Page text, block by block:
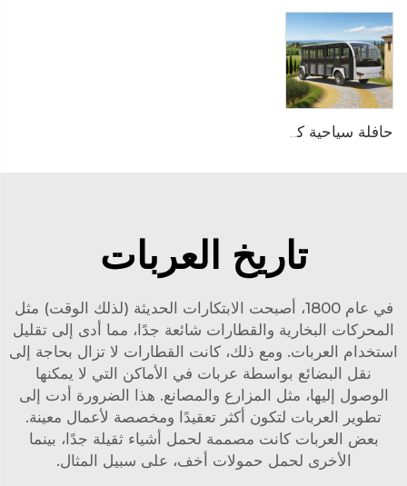
تاريخ العربات
في عام 1800، أصبحت الابتكارات الحديثة (لذلك الوقت) مثل
المحركات البخارية والقطارات شائعة جدًا، مما أدى إلى تقليل
استخدام العربات. ومع ذلك، كانت القطارات لا تزال بحاجة إلى
نقل البضائع بواسطة عربات في الأماكن التي لا يمكنها
الوصول إليها، مثل المزارع والمصانع. هذا الضرورة أدت إلى
تطوير العربات لتكون أكثر تعقيدًا ومخصصة لأعمال معينة.
بعض العربات كانت مصممة لحمل أشياء ثقيلة جدًا، بينما
الأخرى لحمل حمولات أخف، على سبيل المثال.